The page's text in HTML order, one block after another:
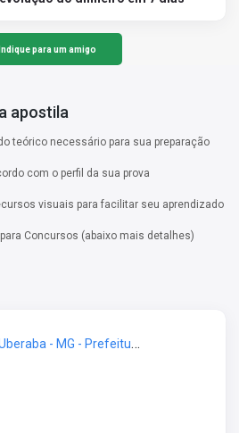
Indique para um amigo
apostila
teórico necessário para sua preparação
com o perfil da sua prova
visuais para facilitar seu aprendizado
Concursos (abaixo mais detalhes)
Prefeitura Municipal de Uberaba - MG - Prefeitura de Uberaba - MG